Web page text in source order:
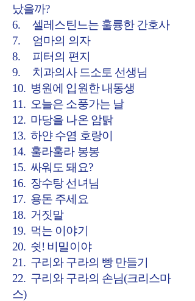
났을까?
6. 셀레스틴느는 훌륭한 간호사
7. 엄마의 의자
8. 피터의 편지
9. 치과의사 드소토 선생님
10. 병원에 입원한 내동생
11. 오늘은 소풍가는 날
12. 마당을 나온 암탉
13. 하얀 수염 호랑이
14. 훌라훌라 봉봉
15. 싸워도 돼요?
16. 장수탕 선녀님
17. 용돈 주세요
18. 거짓말
19. 먹는 이야기
20. 쉿! 비밀이야
21. 구리와 구라의 빵 만들기
22. 구리와 구라의 손님(크리스마
스)